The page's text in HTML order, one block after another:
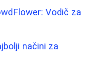
Vodič za
načini za